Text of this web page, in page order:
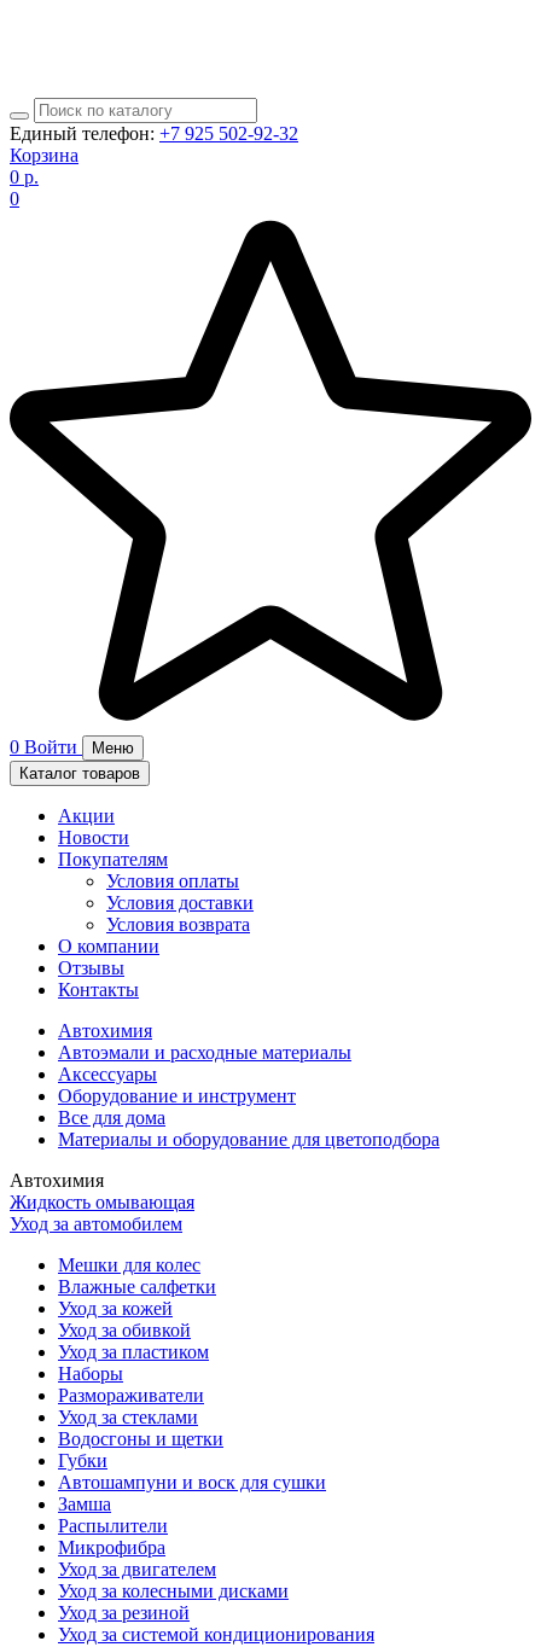
Единый телефон: +7 925 502-92-32
Корзина
0 р.
0
0 Войти
Меню
Каталог товаров
Акции
Новости
Покупателям
Условия оплаты
Условия доставки
Условия возврата
О компании
Отзывы
Контакты
Автохимия
Автоэмали и расходные материалы
Аксессуары
Оборудование и инструмент
Все для дома
Материалы и оборудование для цветоподбора
Автохимия
Жидкость омывающая
Уход за автомобилем
Мешки для колес
Влажные салфетки
Уход за кожей
Уход за обивкой
Уход за пластиком
Наборы
Размораживатели
Уход за стеклами
Водосгоны и щетки
Губки
Автошампуни и воск для сушки
Замша
Распылители
Микрофибра
Уход за двигателем
Уход за колесными дисками
Уход за резиной
Уход за системой кондиционирования